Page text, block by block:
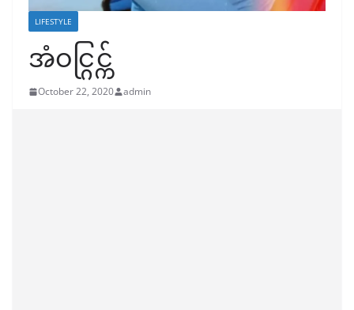
LIFESTYLE
အံဝင္ဂြင္က်
October 22, 2020 admin